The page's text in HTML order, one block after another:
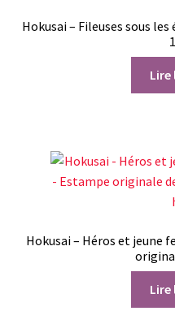
Hokusai – Fileuses sous
Lire
Hokusai – Héros et jeune
Lire